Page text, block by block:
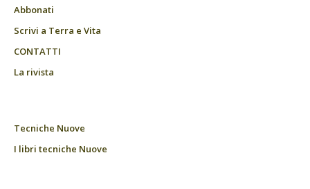
Abbonati
Scrivi a Terra e Vita
CONTATTI
La rivista
Tecniche Nuove
I libri tecniche Nuove